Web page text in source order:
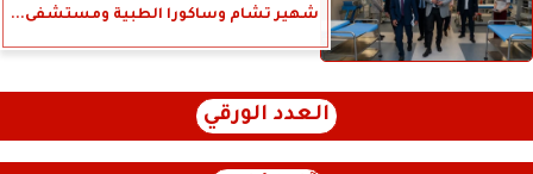
شهير تشام وساكورا الطبية ومستشفى...
العدد الورقي